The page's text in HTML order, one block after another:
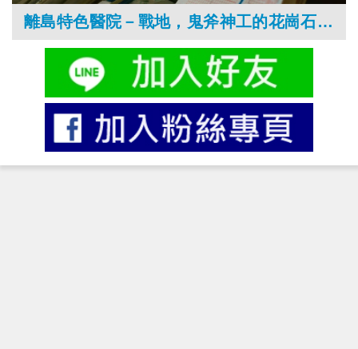
離島特色醫院－戰地，鬼斧神工的花崗石醫院